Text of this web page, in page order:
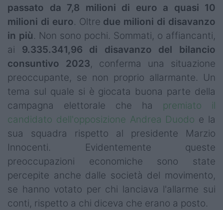
passato da 7,8 milioni di euro a quasi 10
milioni di euro. Oltre due milioni di disavanzo
in più. Non sono pochi. Sommati, o affiancanti,
ai 9.335.341,96 di disavanzo del bilancio
consuntivo 2023, conferma una situazione
preoccupante, se non proprio allarmante. Un
tema sul quale si è giocata buona parte della
campagna elettorale che ha premiato il
candidato dell'opposizione Andrea Duodo e la
sua squadra rispetto al presidente Marzio
Innocenti. Evidentemente queste
preoccupazioni economiche sono state
percepite anche dalle società del movimento,
se hanno votato per chi lanciava l'allarme sui
conti, rispetto a chi diceva che erano a posto.